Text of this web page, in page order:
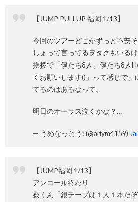
【JUMP PULLUP 福岡 1/13】
今回のツアーどこかずっと不安
しょって言ってるヲタクもいる
挨拶で「僕たち8人、僕たち8人
くお願いします()」って感じで、
てるのはあるなって。
明日のオーラス泣くかな？…
— うめなっとう❕ (@ariym4159)
【JUMP福岡 1/13】
アンコール終わり
薮くん「銀テープは１人１本だ